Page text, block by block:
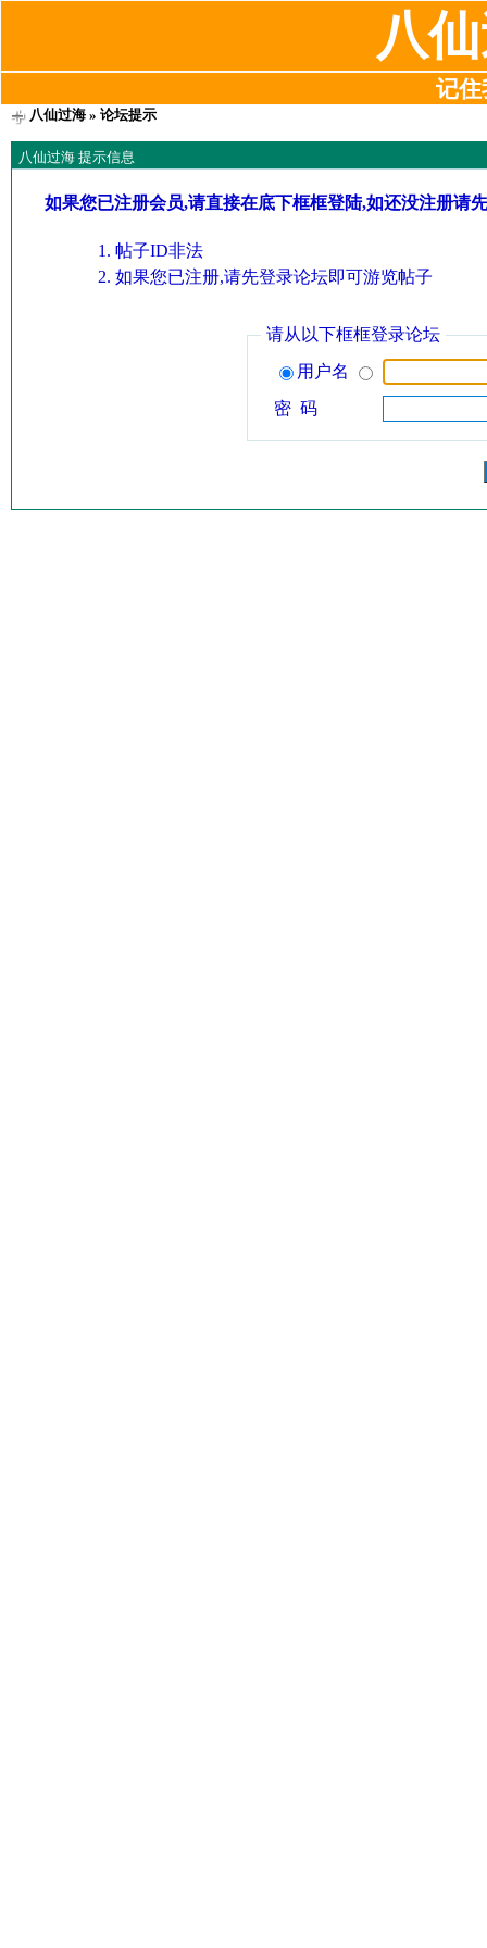
八
记住
八仙过海» 论坛提示
八仙过海 提示信息
如果您已注册会员,请直接在底下框框登陆,如还没注册请
帖子ID非法
如果您已注册,请先登录论坛即可游览帖子
请从以下框框登录论坛
用户名
密 码